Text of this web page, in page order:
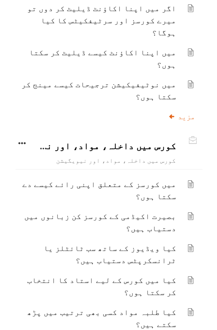
اگر میں اپنا اکاؤنٹ ڈیلیٹ کر دوں تو
میرے کورسز اور سرٹیفکیٹس کا کیا
ہوگا؟
میں اپنا اکاؤنٹ کیسے ڈیلیٹ کر سکتا
ہوں؟
میں نوٹیفیکیشن ترجیحات کیسے مینج کر
سکتا ہوں؟
مزید
کورس میں داخلہ، مواد، اور نیویگیشن
کورس میں داخلہ، مواد، اور نیویگیشن
میں کورسز کے متعلق اپنی رائے کیسے دے
سکتا ہوں؟
بصیرت اکیڈمی کے کورسز کن زبانوں میں
دستیاب ہیں؟
کیا ویڈیوز کے ساتھ سب ٹائٹلز یا
ٹرانسکرپٹس دستیاب ہیں؟
کیا میں کورس کے لیے استاد کا انتخاب
کر سکتا ہوں؟
کیا طلبہ مواد کسی بھی ترتیب میں پڑھ
سکتے ہیں؟